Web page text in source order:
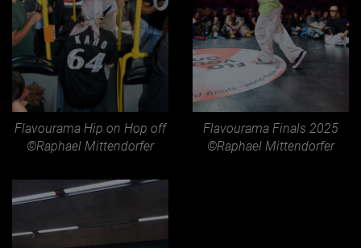
Flavourama Hip on Hop off
©Raphael Mittendorfer
Flavourama Finals 2025
©Raphael Mittendorfer